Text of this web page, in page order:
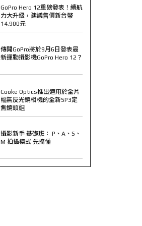
GoPro Hero 12重磅發表！續航
力大升級，建議售價新台幣
14,900元
傳聞GoPro將於9月6日發表最
新運動攝影機GoPro Hero 12？
Cooke Optics推出適用於全片
幅無反光鏡相機的全新SP3定
焦鏡頭組
攝影新手 基礎班： P、A、S、
M 拍攝模式 先搞懂